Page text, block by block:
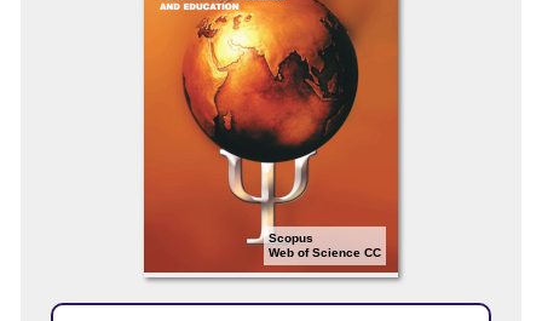
Scopus
Web of Science CC